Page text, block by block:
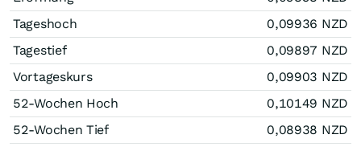
Tageshoch
0,09936 NZD
Tagestief
0,09897 NZD
Vortageskurs
0,09903 NZD
52-Wochen Hoch
0,10149 NZD
52-Wochen Tief
0,08938 NZD